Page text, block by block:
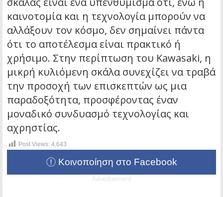
καινοτομία και η τεχνολογία μπορούν να
αλλάξουν τον κόσμο, δεν σημαίνει πάντα
ότι το αποτέλεσμα είναι πρακτικό ή
χρήσιμο. Στην περίπτωση του Kawasaki, η
μικρή κυλιόμενη σκάλα συνεχίζει να τραβά
την προσοχή των επισκεπτών ως μια
παραδοξότητα, προσφέροντας έναν
μοναδικό συνδυασμό τεχνολογίας και
αχρηστίας.
Post Views: 4,643
Κοινοποίηση στο Facebook
Advertisement